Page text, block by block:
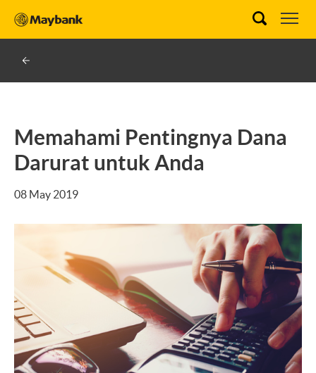
Memahami Pentingnya Dana
Darurat untuk Anda
08 May 2019